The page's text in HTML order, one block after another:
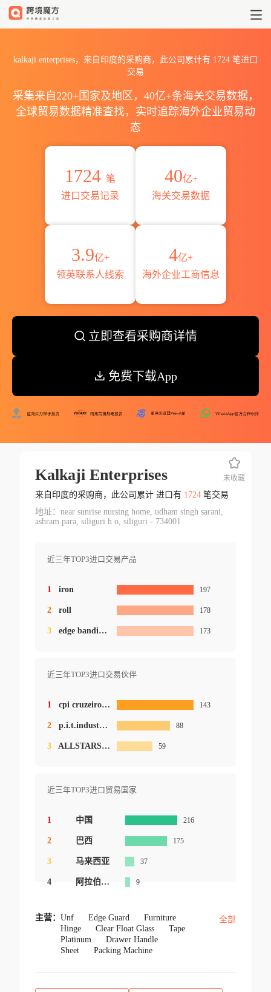
kalkaji enterprises，来自印度的采购商，此公司累计有 1724 笔进口
交易
采集来自220+国家及地区，40亿+条海关交易数据，
全球贸易数据精准查找，实时追踪海外企业贸易动
态
1724 笔
进口交易记录
40亿+
海关交易数据
3.9亿+
领英联系人线索
4亿+
海外企业工商信息
立即查看采购商详情
免费下载App
Kalkaji Enterprises
来自印度的采购商，此公司累计 进口有 1724笔交易
地址：near sunrise nursing home, udham singh sarani,
ashram para, siliguri h o, siliguri - 734001
近三年TOP3进口交易产品
1 iron 197
2 roll 178
3 edge banding tape 173
近三年TOP3进口交易伙伴
1 cpi cruzeiro papeis industriais ltd. 143
2 p.i.t.industries hong kong 88
3 ALLSTARS TRADING CO 59
近三年TOP3进口贸易国家
1 中国 216
2 巴西 175
3 马来西亚 37
4 阿拉伯联合酋长国 9
未收藏
主营： Unf Edge Guard
Furniture
Hinge
Clear Float Glass
Tape
Platinum
Drawer Handle
Sheet
Packing Machine
全部